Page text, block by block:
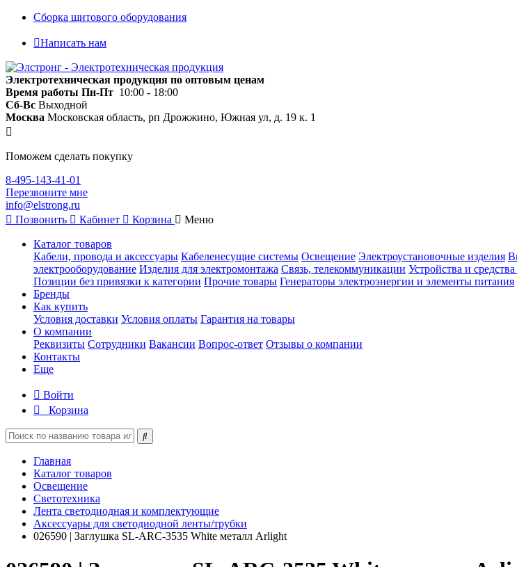
Сборка щитового оборудования
Написать нам
Электротехническая продукция по оптовым ценам
Время работы Пн-Пт 10:00 - 18:00
Сб-Вс Выходной
Москва Московская область, рп Дрожжино, Южная ул, д. 19 к. 1
Поможем сделать покупку
8-495-143-41-01
Перезвоните мне
info@elstrong.ru
Позвонить
Кабинет Корзина Меню
Каталог товаров
Кабели, провода и аксессуары Кабеленесущие системы Освещение Электроустановочные изделия
электрооборудование Изделия для электромонтажа Связь, телекоммуникации Устройства и
Позиции без привязки к категории Прочие товары Генераторы электроэнергии и элементы питания
Бренды
Как купить
Условия доставки Условия оплаты Гарантия на товары
О компании
Реквизиты Сотрудники Вакансии Вопрос-ответ Отзывы о компании
Контакты
Еще
Войти
Корзина
Главная
Каталог товаров
Освещение
Светотехника
Лента светодиодная и комплектующие
Аксессуары для светодиодной ленты/трубки
026590 | Заглушка SL-ARC-3535 White металл Arlight